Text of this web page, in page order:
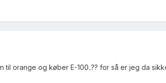
orange og køber E-100..?? for så er jeg da